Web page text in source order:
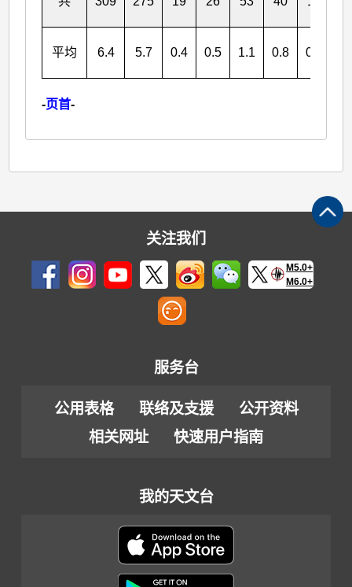
平均 6.4 5.7 0.4 0.5 1.1 0.8 0.4
-页首-
关注我们
M5.0+
M6.0+
服务台
公用表格 联络及支援
公开资料
相关网址
快速用户指南
我的天文台